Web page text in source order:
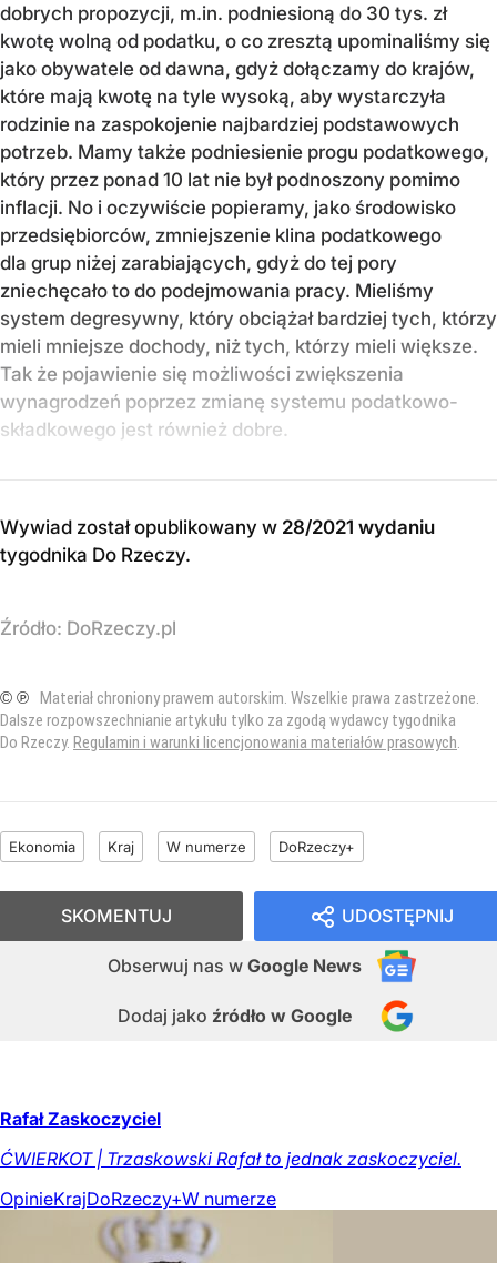
dobrych propozycji, m.in. podniesioną do 30 tys. zł
kwotę wolną od podatku, o co zresztą upominaliśmy się
jako obywatele od dawna, gdyż dołączamy do krajów,
które mają kwotę na tyle wysoką, aby wystarczyła
rodzinie na zaspokojenie najbardziej podstawowych
potrzeb. Mamy także podniesienie progu podatkowego,
który przez ponad 10 lat nie był podnoszony pomimo
inflacji. No i oczywiście popieramy, jako środowisko
przedsiębiorców, zmniejszenie klina podatkowego
dla grup niżej zarabiających, gdyż do tej pory
zniechęcało to do podejmowania pracy. Mieliśmy
system degresywny, który obciążał bardziej tych, którzy
mieli mniejsze dochody, niż tych, którzy mieli większe.
Tak że pojawienie się możliwości zwiększenia
wynagrodzeń poprzez zmianę systemu podatkowo-
składkowego jest również dobre.
Wywiad został opublikowany w 28/2021 wydaniu
tygodnika Do Rzeczy.
Źródło: DoRzeczy.pl
© ℗ Materiał chroniony prawem autorskim. Wszelkie prawa zastrzeżone.
Dalsze rozpowszechnianie artykułu tylko za zgodą wydawcy tygodnika
Do Rzeczy. Regulamin i warunki licencjonowania materiałów prasowych
Ekonomia Kraj W numerze DoRzeczy+
UDOSTĘPNIJ
Obserwuj nas w Google News
Dodaj jako źródło w Google
SKOMENTUJ
Rafał Zaskoczyciel
ĆWIERKOT | Trzaskowski Rafał to jednak zaskoczyciel.
OpinieKrajDoRzeczy+W numerze